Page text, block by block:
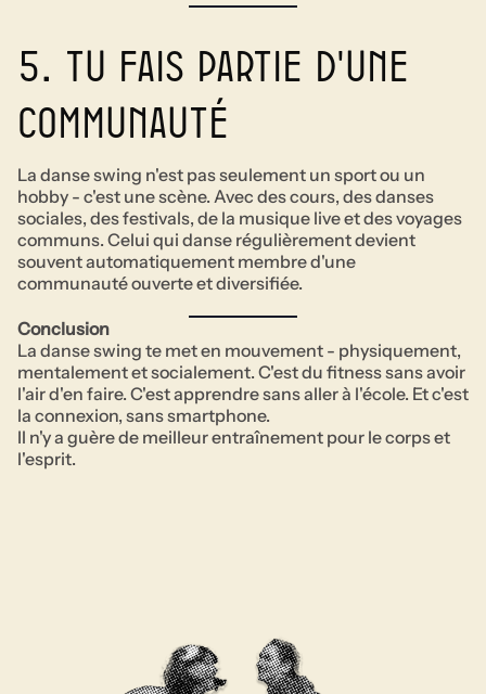
5. tu fais partie d'une
communauté
La danse swing n'est pas seulement un sport ou un
hobby - c'est une scène. Avec des cours, des danses
sociales, des festivals, de la musique live et des voyages
communs. Celui qui danse régulièrement devient
souvent automatiquement membre d'une
communauté ouverte et diversifiée.
Conclusion
La danse swing te met en mouvement - physiquement,
mentalement et socialement. C'est du fitness sans avoir
l'air d'en faire. C'est apprendre sans aller à l'école. Et c'est
la connexion, sans smartphone.
Il n'y a guère de meilleur entraînement pour le corps et
l'esprit.